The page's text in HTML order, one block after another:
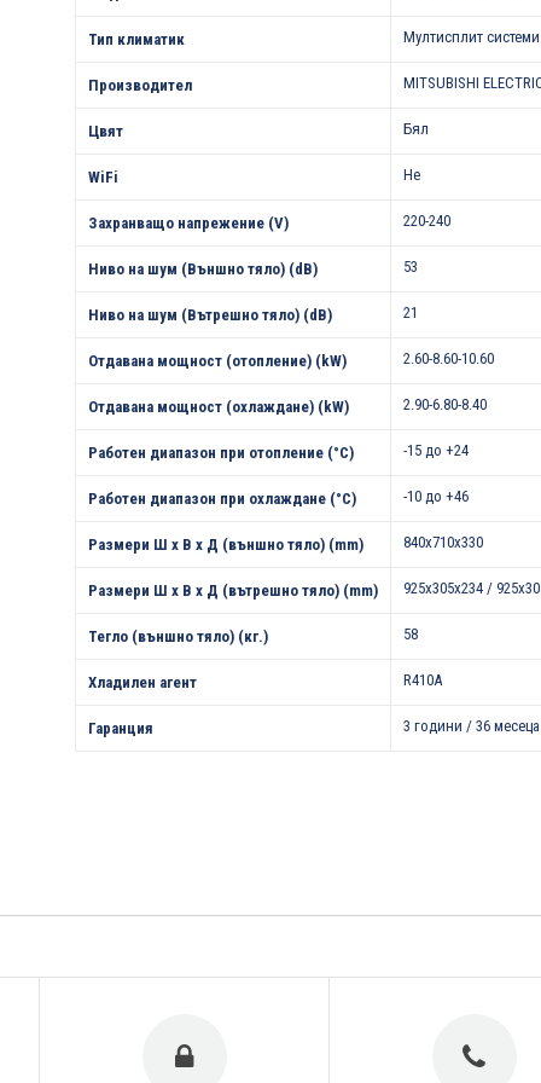
Тип климатик Мултисплит системи
Производител MITSUBISHI
Цвят Бял
WiFi Не
Захранващо напрежение (V) 220-240
Ниво на шум (Външно тяло) (dB) 53
Ниво на шум (Вътрешно тяло) (dB) 21
Отдавана мощност (отопление) (kW) 2.60-8.60-10.60
Отдавана мощност (охлаждане) (kW) 2.90-6.80-8.40
Работен диапазон при отопление (°С) -15 до +24
Работен диапазон при охлаждане (°С) -10 до +46
Размери Ш х В х Д (външно тяло) (mm) 840x710x330
Размери Ш х В х Д (вътрешно тяло) (mm) 925х305х234 /
Тегло (външно тяло) (кг.) 58
Хладилен агент R410A
Гаранция 3 години / 36 месеца